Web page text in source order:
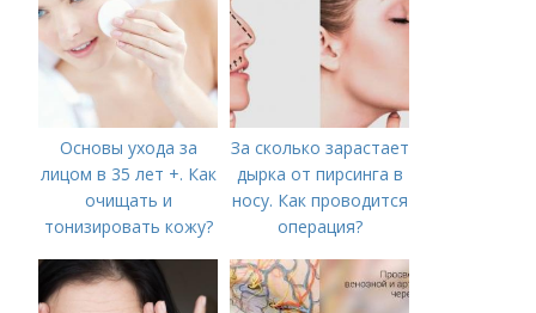
Основы ухода за
лицом в 35 лет +. Как
очищать и
тонизировать кожу?
За сколько зарастает
дырка от пирсинга в
носу. Как проводится
операция?